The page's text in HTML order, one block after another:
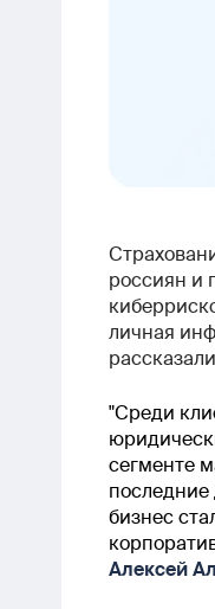
россиян и
личная
"Среди
сегменте
последние
бизнес
Алексей